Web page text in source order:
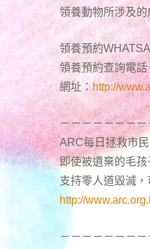
領養動物所涉及
領養預約
領養預約查詢電
網址：http://
－－－－－－－
ARC每日拯救市
即使被遺棄的毛
支持零人道毀滅，
http://
－－－－－－－